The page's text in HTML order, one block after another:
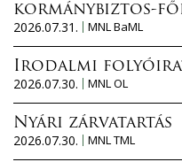
kormánybiztos-
2026.07.31.
MNL BaML
Irodalmi
2026.07.30.
MNL OL
Nyári zárvatartás
2026.07.30.
MNL TML